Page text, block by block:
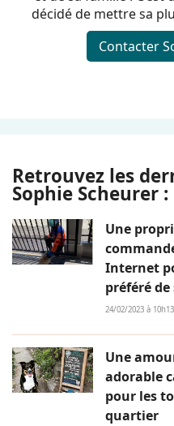
décidé de mettre sa
Contacter
Retrouvez les
Sophie Scheurer :
Une
Internet
préféré
24/02/2023 à
Une
adorable
pour les
quartier